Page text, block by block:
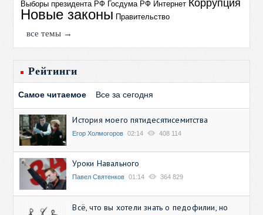
Выборы президента РФ Госдума РФ Интернет Коррупция
Новые законы Правительство
все темы →
Рейтинги
Самое читаемое Все за сегодня
История моего пятидесятисемитства
Егор Холмогоров 02:14 408 114
Уроки Навального
Павел Святенков 01:14 364 829
Всё, что вы хотели знать о педофилии, но